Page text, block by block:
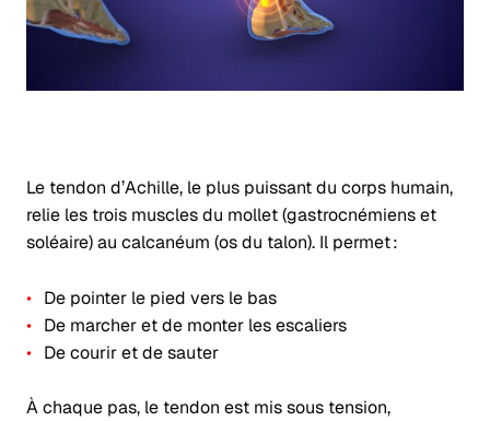
Le tendon d’Achille, le plus puissant du corps humain,
relie les trois muscles du mollet (gastrocnémiens et
soléaire) au calcanéum (os du talon). Il permet :
De pointer le pied vers le bas
De marcher et de monter les escaliers
De courir et de sauter
À chaque pas, le tendon est mis sous tension,